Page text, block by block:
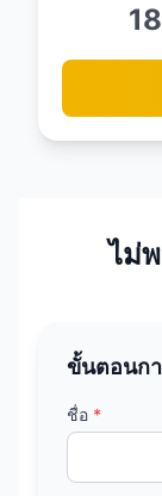
ไม่
ขั้นตอนก
ชื่อ *